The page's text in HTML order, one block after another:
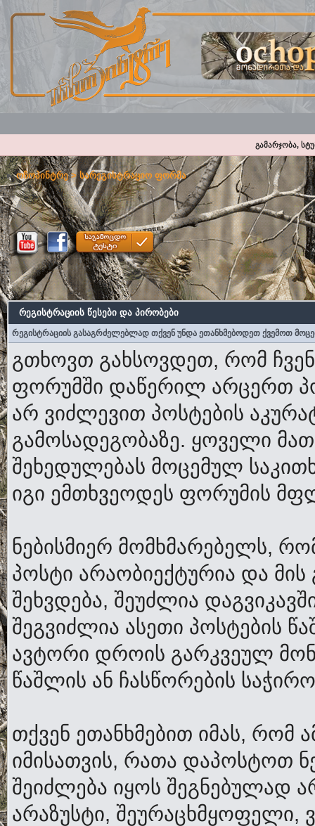
გამარჯობა,
ოჩოპინტრე> სარეგისტრაციო ფორმა
რეგისტრაციის წესები და პირობები
რეგისტრაციის გასაგრძელებლად თქვენ უნდა ეთანხმებოდეთ ქვემოთ
გთხოვთ გახსოვდეთ, რომ
ფორუმში დაწერილ არცერთ
არ ვიძლევით პოსტების
გამოსადეგობაზე. ყოველი
შეხედულებას მოცემულ
იგი ემთხვეოდეს ფორუმის
ნებისმიერ მომხმარებელს,
პოსტი არაობიექტურია და მის
შეხვდება, შეუძლია
შეგვიძლია ასეთი პოსტების
ავტორი დროის გარკვეულ
წაშლის ან ჩასწორების
თქვენ ეთანხმებით იმას, რომ
იმისათვის, რათა დაპოსტოთ
შეიძლება იყოს შეგნებულად
არაზუსტი, შეურაცხმყოფელი,